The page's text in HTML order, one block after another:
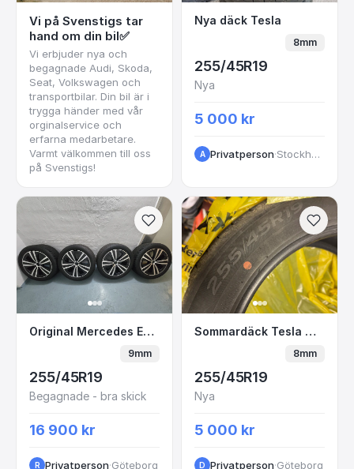
Vi på Svenstigs tar
hand om din bil✅
Vi erbjuder nya och
begagnade Audi, Skoda,
Seat, Volkswagen och
transportbilar. Din bil är i
trygga händer med vår
orginalservice och
erfarna medarbetare.
Varmt välkommen till oss
på Svenstigs!
Nya däck Tesla
Nya däck Tesla
8mm
255/45R19
Nya
5 000 kr
A Privatperson· Stockholm
Original Mercedes EQE Vinterhjul Friktion
Original Mercedes EQE Vinterhjul Friktion
9mm
255/45R19
Begagnade - bra skick
16 900 kr
R Privatperson·Göteborg
Sommardäck Tesla
Sommardäck Tesla model y
8mm
255/45R19
Nya
5 000 kr
D Privatperson·Göteborg